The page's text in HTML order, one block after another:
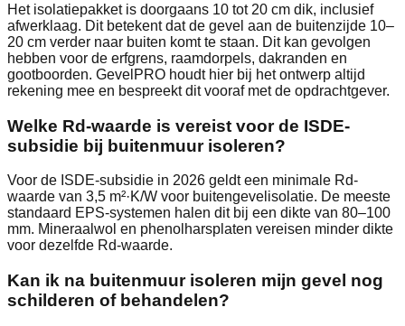
Het isolatiepakket is doorgaans 10 tot 20 cm dik, inclusief
afwerklaag. Dit betekent dat de gevel aan de buitenzijde 10–
20 cm verder naar buiten komt te staan. Dit kan gevolgen
hebben voor de erfgrens, raamdorpels, dakranden en
gootboorden. GevelPRO houdt hier bij het ontwerp altijd
rekening mee en bespreekt dit vooraf met de opdrachtgever.
Welke Rd-waarde is vereist voor de ISDE-
subsidie bij buitenmuur isoleren?
Voor de ISDE-subsidie in 2026 geldt een minimale Rd-
waarde van 3,5 m²·K/W voor buitengevelisolatie. De meeste
standaard EPS-systemen halen dit bij een dikte van 80–100
mm. Mineraalwol en phenolharsplaten vereisen minder dikte
voor dezelfde Rd-waarde.
Kan ik na buitenmuur isoleren mijn gevel nog
schilderen of behandelen?